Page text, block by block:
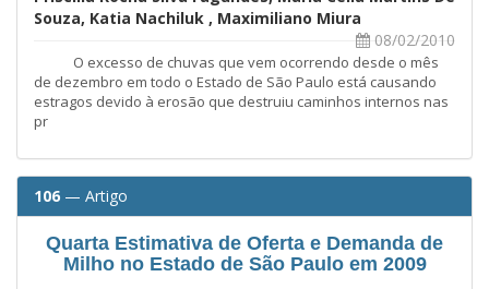
Souza, Katia Nachiluk , Maximiliano Miura
08/02/2010
O excesso de chuvas que vem ocorrendo desde o mês
de dezembro em todo o Estado de São Paulo está causando
estragos devido à erosão que destruiu caminhos internos nas
pr
106 — Artigo
Quarta Estimativa de Oferta e Demanda de
Milho no Estado de São Paulo em 2009